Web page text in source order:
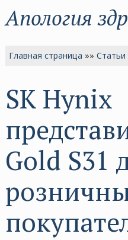
Апология
Главная страница »»Статьи
SK Hynix
Gold S31